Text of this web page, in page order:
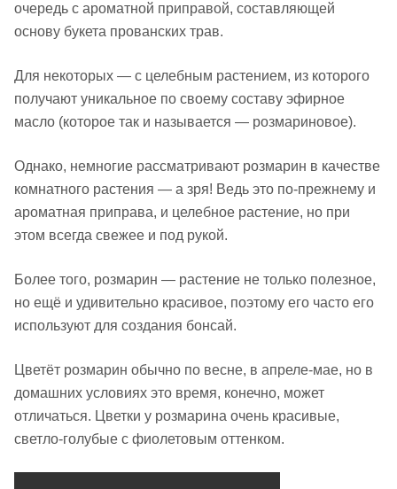
очередь с ароматной приправой, составляющей
основу букета прованских трав.
Для некоторых — с целебным растением, из которого
получают уникальное по своему составу эфирное
масло (которое так и называется — розмариновое).
Однако, немногие рассматривают розмарин в качестве
комнатного растения — а зря! Ведь это по-прежнему и
ароматная приправа, и целебное растение, но при
этом всегда свежее и под рукой.
Более того, розмарин — растение не только полезное,
но ещё и удивительно красивое, поэтому его часто его
используют для создания бонсай.
Цветёт розмарин обычно по весне, в апреле-мае, но в
домашних условиях это время, конечно, может
отличаться. Цветки у розмарина очень красивые,
светло-голубые с фиолетовым оттенком.